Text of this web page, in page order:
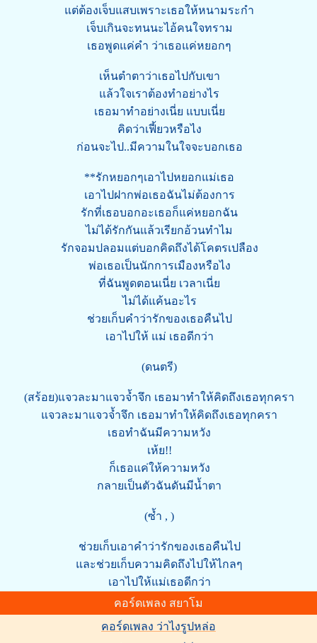
แต่ต้องเจ็บแสบเพราะเธอให้หนามระกำ
เจ็บเกินจะทนนะไอ้คนใจทราม
เธอพูดแค่คำ ว่าเธอแค่หยอกๆ
เห็นตำตาว่าเธอไปกับเขา
แล้วใจเราต้องทำอย่างไร
เธอมาทำอย่างเนี่ย แบบเนี่ย
คิดว่าเฟี้ยวหรือไง
ก่อนจะไป..มีความในใจจะบอกเธอ
**รักหยอกๆเอาไปหยอกแม่เธอ
เอาไปฝากพ่อเธอฉันไม่ต้องการ
รักที่เธอบอกอะเธอก็แค่หยอกฉัน
ไม่ได้รักกันแล้วเรียกอ้วนทำไม
รักจอมปลอมแต่บอกคิดถึงได้โคตรเปลือง
พ่อเธอเป็นนักการเมืองหรือไง
ที่ฉันพูดตอนเนี่ย เวลาเนี่ย
ไม่ได้แค้นอะไร
ช่วยเก็บคำว่ารักของเธอคืนไป
เอาไปให้ แม่ เธอดีกว่า
(ดนตรี)
(สร้อย)แจวละมาแจวจ้ำจึก เธอมาทำให้คิดถึงเธอทุกครา
แจวละมาแจวจ้ำจึก เธอมาทำให้คิดถึงเธอทุกครา
เธอทำฉันมีความหวัง
เห้ย!!
ก็เธอแค่ให้ความหวัง
กลายเป็นตัวฉันดันมีน้ำตา
(ซ้ำ , )
ช่วยเก็บเอาคำว่ารักของเธอคืนไป
และช่วยเก็บความคิดถึงไปให้ไกลๆ
เอาไปให้แม่เธอดีกว่า
คอร์ดเพลง สยาโม
คอร์ดเพลง ว่าไงรูปหล่อ